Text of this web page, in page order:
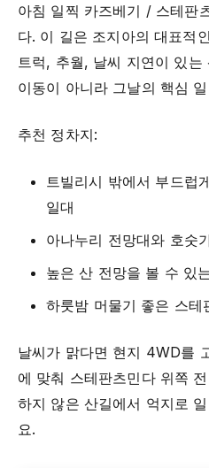
아침 일찍 카즈베기 / 스테판
다. 이 길은 조지아의 대표적
트럭, 추월, 날씨 지연이 있
이동이 아니라 그날의 핵심
추천 정차지:
트빌리시 밖에서 부드럽
일대
아나누리 전망대와 호숫
높은 산 전망을 볼 수 있
하룻밤 머물기 좋은 스테
날씨가 맑다면 현지 4WD를
에 맞춰 스테판츠민다 위쪽
하지 않은 산길에서 억지로
요.